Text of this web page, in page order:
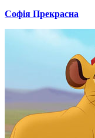
Софія Прекрасна